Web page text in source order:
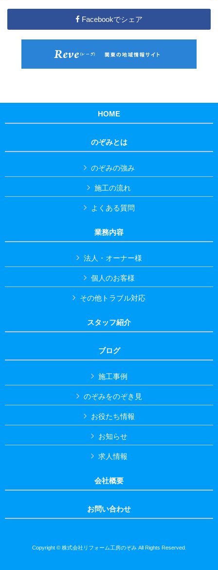
Facebookでシェア
HOME
のぞみとは
のぞみの強み
施工の流れ
よくある質問
業務内容
法人・オーナー様
個人のお客様
その他トラブル対応
スタッフ紹介
ブログ
施工事例
のぞみをのぞき見
お役たち情報
お知らせ
求人情報
会社概要
お問い合わせ
Copyright © 株式会社リフォーム工房のぞみ All Rights Reserved.